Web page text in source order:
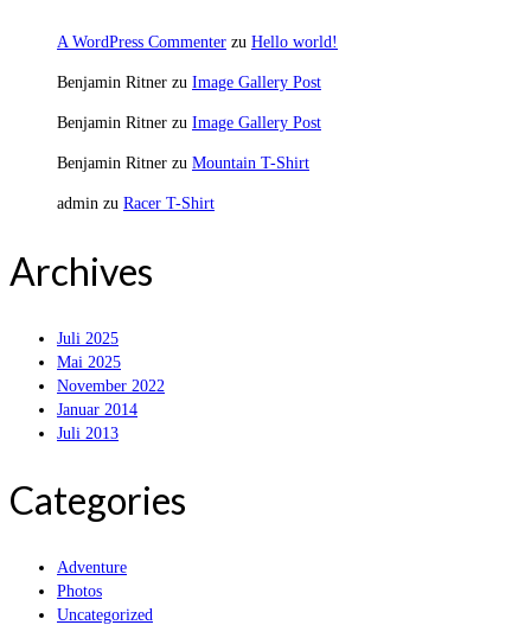
A WordPress Commenter zu Hello world!
Benjamin Ritner zu Image Gallery Post
Benjamin Ritner zu Image Gallery Post
Benjamin Ritner zu Mountain T-Shirt
admin zu Racer T-Shirt
Archives
Juli 2025
Mai 2025
November 2022
Januar 2014
Juli 2013
Categories
Adventure
Photos
Uncategorized